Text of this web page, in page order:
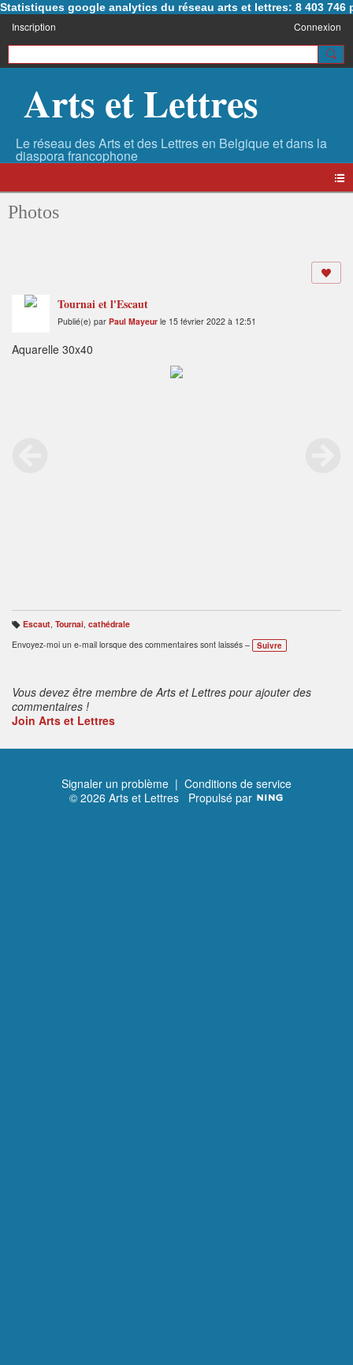
Statistiques google analytics du réseau arts et lettres: 8 403 746
Inscription Connexion
Arts et Lettres
Photos
Tournai et l'Escaut
Publié(e) par Paul Mayeur le 15 février 2022 à 12:51
Aquarelle 30x40
B
ali
s
Escaut, Tournai, cathédrale
Envoyez-moi un e-mail lorsque des commentaires sont laissés –
Suivre
Vous devez être membre de Arts et Lettres pour ajouter des
commentaires !
Join Arts et Lettres
Signaler un problème | Conditions de service
© 2026 Arts et Lettres Propulsé par